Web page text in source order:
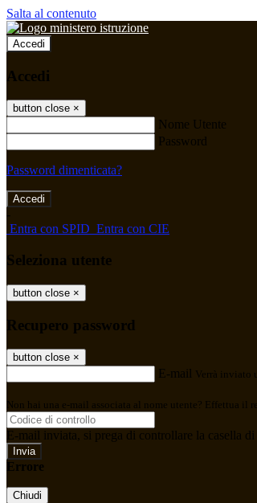
Salta al contenuto
Accedi
Accedi
button close ×
Nome Utente
Password
Password dimenticata?
-
Entra con SPID Entra con CIE
Seleziona utente
button close ×
Recupero password
button close ×
E-mail Verrà inviato
Non hai una e-mail associata al nome utente? Effettua il
E-mail inviata, si prega di controllare la casella di
Errore
Chiudi